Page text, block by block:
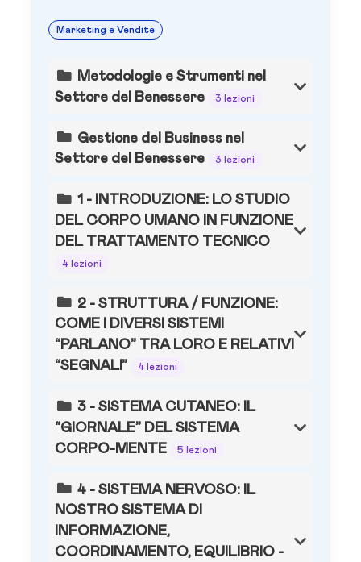
Marketing e Vendite
Metodologie e Strumenti nel
Settore del Benessere
3 lezioni
Gestione del Business nel
Settore del Benessere
3 lezioni
1 - INTRODUZIONE: LO STUDIO
DEL CORPO UMANO IN FUNZIONE
DEL TRATTAMENTO TECNICO
4 lezioni
2 - STRUTTURA / FUNZIONE:
COME I DIVERSI SISTEMI
“PARLANO” TRA LORO E RELATIVI
“SEGNALI”
4 lezioni
3 - SISTEMA CUTANEO: IL
“GIORNALE” DEL SISTEMA
CORPO-MENTE
5 lezioni
4 - SISTEMA NERVOSO: IL
NOSTRO SISTEMA DI
INFORMAZIONE,
COORDINAMENTO, EQUILIBRIO -